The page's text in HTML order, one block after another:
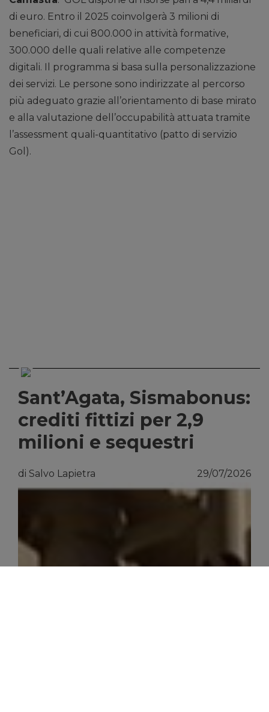
di euro. Entro il 2025 coinvolgerà 3 milioni di
beneficiari, di cui 800.000 in attività formative,
300.000 delle quali relative alle competenze
digitali. Il programma si basa sulla personalizzazione
dei servizi. Le persone sono indirizzate al percorso
più adeguato grazie all’orientamento di base mirato
e alla valutazione dell’occupabilità attuata tramite
l’assessment quali-quantitativo (patto di servizio
Gol).
Sant’Agata, Sismabonus:
crediti fittizi per 2,9
milioni e sequestri
di Salvo Lapietra 29/07/2026